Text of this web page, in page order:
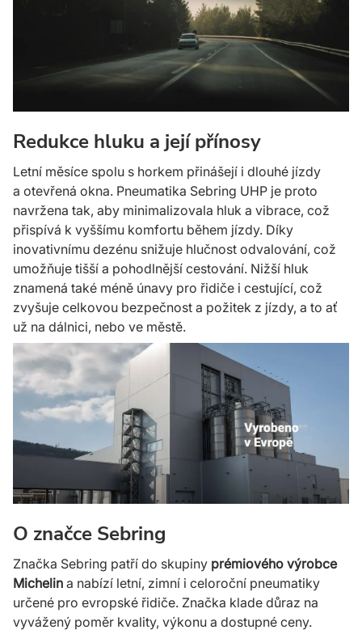
Redukce hluku a její přínosy
Letní měsíce spolu s horkem přinášejí i dlouhé jízdy
a otevřená okna. Pneumatika Sebring UHP je proto
navržena tak, aby minimalizovala hluk a vibrace, což
přispívá k vyššímu komfortu během jízdy. Díky
inovativnímu dezénu snižuje hlučnost odvalování, což
umožňuje tišší a pohodlnější cestování. Nižší hluk
znamená také méně únavy pro řidiče i cestující, což
zvyšuje celkovou bezpečnost a požitek z jízdy, a to ať
už na dálnici, nebo ve městě.
O značce Sebring
Značka Sebring patří do skupiny prémiového výrobce
Michelin a na­bízí letní, zimní i celo­roční pneumatiky
určené pro evropské řidiče. Značka klade důraz na
vyvážený poměr kvality, výkonu a dos­tupné ceny.